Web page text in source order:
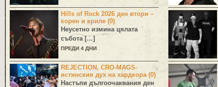
Hills of Rock 2026 ден втори –
корен и криле (0)
Неусетно измина цялата
събота […]
ПРЕДИ 4 ДНИ
REJECTION, CRO-MAGS-
истинския дух на хардкора (0)
Настъпи дългоочаквания ден